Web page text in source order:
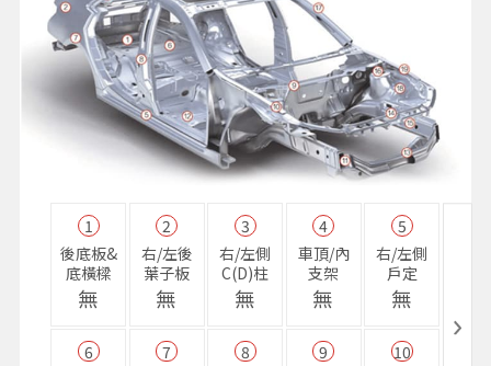
1
後底板&
底橫樑
無
2
右/左後
葉子板
無
3
右/左側
C(D)柱
無
4
車頂/內
支架
無
5
右/左側
戶定
無
6
7
8
9
10